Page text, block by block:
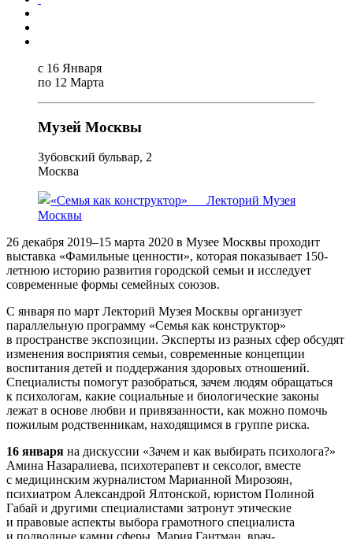
с 16 Января
по 12 Марта
Музей Москвы
Зубовский бульвар, 2
Москва
26 декабря 2019–15 марта 2020 в Музее Москвы проходит
выставка «Фамильные ценности», которая показывает 150-
летнюю историю развития городской семьи и исследует
современные формы семейных союзов.
С января по март Лекторий Музея Москвы организует
параллельную программу «Семья как конструктор»
в пространстве экспозиции. Эксперты из разных сфер обсудят
изменения восприятия семьи, современные концепции
воспитания детей и поддержания здоровых отношений.
Специалисты помогут разобраться, зачем людям обращаться
к психологам, какие социальные и биологические законы
лежат в основе любви и привязанности, как можно помочь
пожилым родственникам, находящимся в группе риска.
16 января на дискуссии «Зачем и как выбирать психолога?»
Амина Назаралиева, психотерапевт и сексолог, вместе
с медицинским журналистом Марианной Мирозоян,
психиатром Александрой Ялтонской, юристом Полиной
Габай и другими специалистами затронут этические
и правовые аспекты выбора грамотного специалиста